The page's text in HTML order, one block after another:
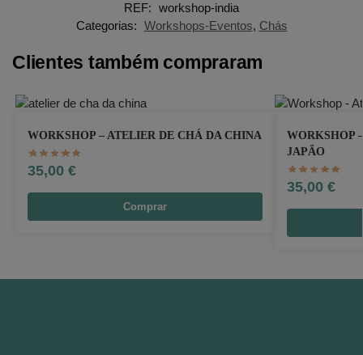
REF: workshop-india
Categorias: Workshops-Eventos, Chás
Clientes também compraram
WORKSHOP – ATELIER DE CHÁ DA CHINA
35,00 €
Comprar
WORKSHOP
JAPÃO
35,00 €